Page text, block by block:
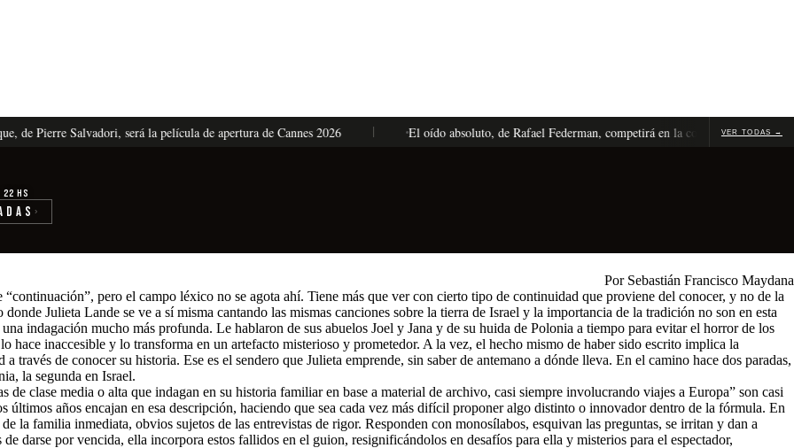
Pierre Salvadori, será la película de apertura de Cannes 2026 El oído absoluto, de Rafael Federman, competirá en la competenciaVER TODAS →
hs
›
Por Sebastián Francisco Maydana
pero el campo léxico no se agota ahí. Tiene más que ver con cierto tipo de continuidad que proviene del conocer, y no de la
Julieta Lande se ve a sí misma cantando las mismas canciones sobre la tierra de Israel y la importancia de la tradición no son en esta
indagación mucho más profunda. Le hablaron de sus abuelos Joel y Jana y de su huida de Polonia a tiempo para evitar el horror de los
hace inaccesible y lo transforma en un artefacto misterioso y prometedor. A la vez, el hecho mismo de haber sido escrito implica la
través de conocer su historia. Ese es el sendero que Julieta emprende, sin saber de antemano a dónde lleva. En el camino hace dos paradas,
la segunda en Israel.
de clase media o alta que indagan en su historia familiar en base a material de archivo, casi siempre involucrando viajes a Europa” son casi
últimos años encajan en esa descripción, haciendo que sea cada vez más difícil proponer algo distinto o innovador dentro de la fórmula. En
la familia inmediata, obvios sujetos de las entrevistas de rigor. Responden con monosílabos, esquivan las preguntas, se irritan y dan a
darse por vencida, ella incorpora estos fallidos en el guion, resignificándolos en desafíos para ella y misterios para el espectador,